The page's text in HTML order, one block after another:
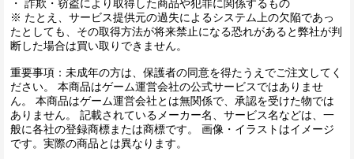
・ 詐欺・窃盗により取得した商品や犯罪に関係するもの
※ たとえ、サービス提供元の過失によるシステム上の欠陥であっ
たとしても、その取得方法が将来禁止になる恐れがあると弊社が判
断した場合は買い取りできません。
重要事項：未成年の方は、保護者の同意を得たうえでご注文してく
ださい。 本商品はゲーム運営会社の公式サービスではありませ
ん。 本商品はゲーム運営会社とは無関係で、承認を受けた物では
ありません。 記載されているメーカー名、サービス名などは、一
般に各社の登録商標または商標です。 画像・イラストはイメージ
です。実際の商品とは異なります。